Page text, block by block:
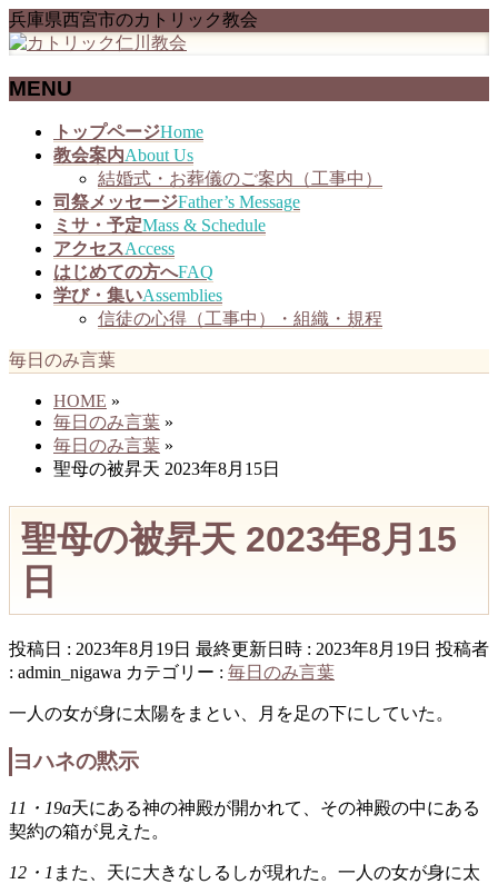
兵庫県西宮市のカトリック教会
MENU
トップページHome
教会案内About Us
結婚式・お葬儀のご案内（工事中）
司祭メッセージFather’s Message
ミサ・予定Mass & Schedule
アクセスAccess
はじめての方へFAQ
学び・集いAssemblies
信徒の心得（工事中）・組織・規程
毎日のみ言葉
HOME »
毎日のみ言葉 »
毎日のみ言葉 »
聖母の被昇天 2023年8月15日
聖母の被昇天 2023年8月15
日
投稿日 : 2023年8月19日 最終更新日時 : 2023年8月19日 投稿者
: admin_nigawa カテゴリー : 毎日のみ言葉
一人の女が身に太陽をまとい、月を足の下にしていた。
ヨハネの黙示
11・19a天にある神の神殿が開かれて、その神殿の中にある
契約の箱が見えた。
12・1 また、天に大きなしるしが現れた。一人の女が身に太